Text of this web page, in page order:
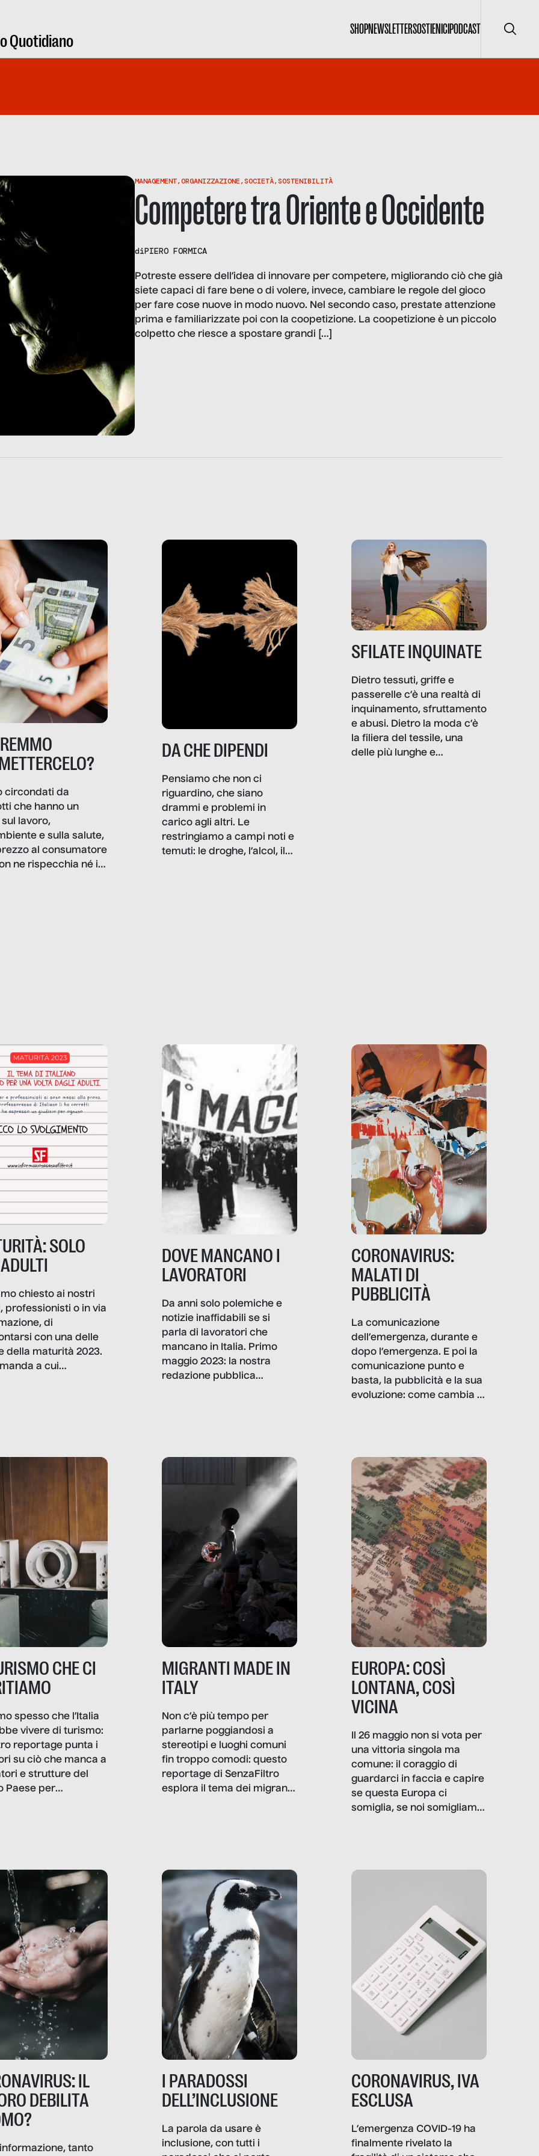
Quotidiano
SHOPNEWSLETTERSOSTIENICIPODCAST Cerca
MANAGEMENT,ORGANIZZAZIONE,SOCIETÀ,SOSTENIBILITÀ
Competere tra Oriente e Occidente
diPIERO FORMICA
Potreste essere dell’idea di innovare per competere, migliorando ciò che già
siete capaci di fare bene o di volere, invece, cambiare le regole del gioco
per fare cose nuove in modo nuovo. Nel secondo caso, prestate attenzione
prima e familiarizzate poi con la coopetizione. La coopetizione è un piccolo
colpetto che riesce a spostare grandi […]
circondati da
che hanno un
lavoro,
e sulla salute,
al consumatore
ne rispecchia né il
la nostra vita
DA CHE DIPENDI
Pensiamo che non ci
riguardino, che siano
drammi e problemi in
carico agli altri. Le
restringiamo a campi noti e
temuti: le droghe, l’alcol, il
come.
SFILATE INQUINATE
Dietro tessuti, griffe e
passerelle c’è una realtà di
inquinamento, sfruttamento
e abusi. Dietro la moda c’è
la filiera del tessile, una
delle più lunghe e
SOLO
chiesto ai nostri
professionisti o in via
di
con una delle
della maturità 2023.
a cui
DOVE MANCANO I
LAVORATORI
Da anni solo polemiche e
notizie inaffidabili se si
parla di lavoratori che
mancano in Italia. Primo
maggio 2023: la nostra
redazione pubblica
la sanità, la ristorazione,
la scuola, le fabbriche,
amministrazione, l’edilizia,
CORONAVIRUS:
MALATI DI
PUBBLICITÀ
La comunicazione
dell’emergenza, durante e
dopo l’emergenza. E poi la
comunicazione punto e
basta, la pubblicità e la sua
evoluzione: come cambia il
CHE CI
spesso che l’Italia
vivere di turismo:
reportage punta i
su ciò che manca a
e strutture del
Paese per
MIGRANTI MADE IN
ITALY
Non c’è più tempo per
parlarne poggiandosi a
stereotipi e luoghi comuni
fin troppo comodi: questo
reportage di SenzaFiltro
esplora il tema dei migranti
ripensano.
EUROPA: COSÌ
LONTANA, COSÌ
VICINA
Il 26 maggio non si vota per
una vittoria singola ma
comune: il coraggio di
guardarci in faccia e capire
se questa Europa ci
somiglia, se noi somigliamo
comunica, quanto vale […]
IL
DEBILITA
tanto
I PARADOSSI
DELL’INCLUSIONE
La parola da usare è
inclusione, con tutti i
CORONAVIRUS, IVA
ESCLUSA
L’emergenza COVID-19 ha
finalmente rivelato la